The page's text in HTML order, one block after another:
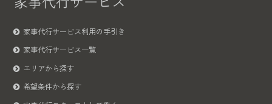
家事代行サービス利用の手引き
家事代行サービス一覧
エリアから探す
希望条件から探す